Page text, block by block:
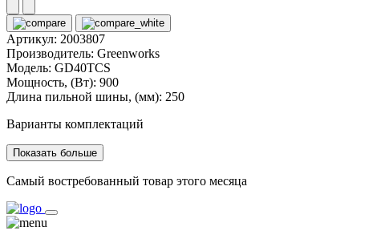
Артикул: 2003807
Производитель: Greenworks
Модель: GD40TCS
Мощность, (Вт): 900
Длина пильной шины, (мм): 250
Варианты комплектаций
Показать больше
Самый востребованный товар этого месяца